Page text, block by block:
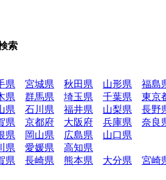
索
県 宮城県 秋田県 山形県
福島
県 群馬県 埼玉県 千葉県 東京
県 石川県 福井県 山梨県 長野
県 京都府 大阪府 兵庫県 奈良
県 岡山県 広島県
山口県
県 愛媛県
高知県
県 長崎県 熊本県 大分県 宮崎